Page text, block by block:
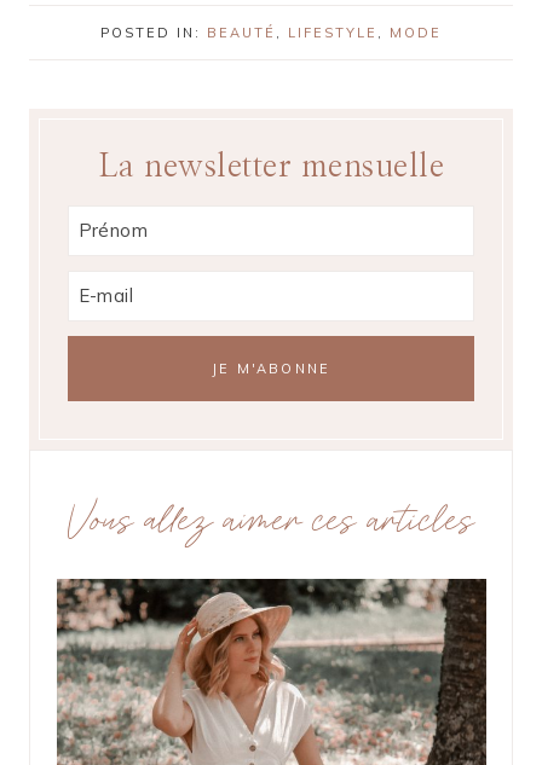
POSTED IN: BEAUTÉ LIFESTYLE MODE
La newsletter mensuelle
Vous allez aimer ces articles